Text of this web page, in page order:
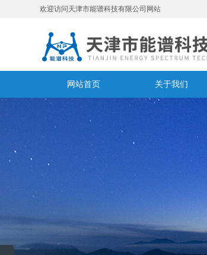
欢迎访问天津市能谱科技有限公司网站
网站首页 关于我们